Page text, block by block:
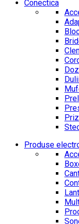
Conectica
Produse